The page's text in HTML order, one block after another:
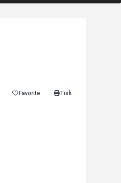
Favorite Tisk